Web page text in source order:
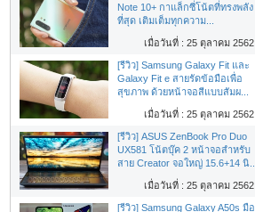
Note 10+ กาแล็กซี่โน้ตที่ทรงพลัง
ที่สุด เติมเต็มทุกความ...
เมื่อวันที่ : 25 ตุลาคม 2562
[รีวิว] Samsung Galaxy Fit และ
Galaxy Fit e สายรัดข้อมือเพื่อ
สุขภาพ ด้วยหน้าจอสีแบบสัมผ...
เมื่อวันที่ : 25 ตุลาคม 2562
[รีวิว] ASUS ZenBook Pro Duo
UX581 โน้ตบุ๊ค 2 หน้าจอสำหรับ
สาย Creator จอใหญ่ 15.6+14 นิ...
เมื่อวันที่ : 25 ตุลาคม 2562
[รีวิว] Samsung Galaxy A50s มือ